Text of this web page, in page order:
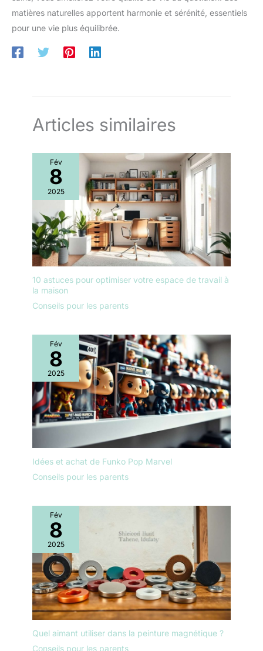
matières naturelles apportent harmonie et sérénité, essentiels
pour une vie plus équilibrée.
Articles similaires
Fév
8
2025
10 astuces pour optimiser votre espace de travail à
la maison
Conseils pour les parents
Fév
8
2025
Idées et achat de Funko Pop Marvel
Conseils pour les parents
Fév
8
2025
Quel aimant utiliser dans la peinture magnétique ?
Conseils pour les parents